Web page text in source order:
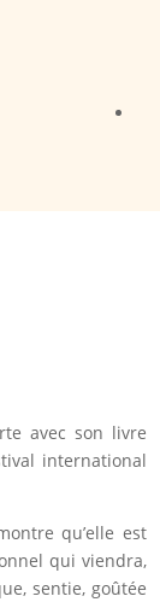
avec son livre
international
qu’elle est
qui viendra,
sentie, goûtée